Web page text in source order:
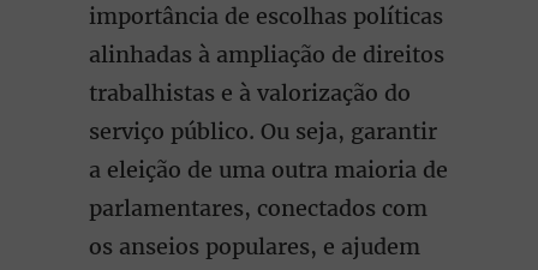
importância de escolhas políticas
alinhadas à ampliação de direitos
trabalhistas e à valorização do
serviço público. Ou seja, garantir
a eleição de uma outra maioria de
parlamentares, conectados com
os anseios populares, e ajudem